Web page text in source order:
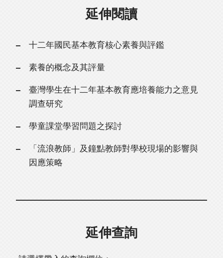
延伸閱讀
十二年國民基本教育核心素養與評鑑
素養的概念及其評量
臺灣學生在十二年基本教育應培養能力之意見
調查研究
學童課堂學習問題之探討
「流浪教師」及鐘點教師對學校現場的影響與
因應策略
延伸查詢